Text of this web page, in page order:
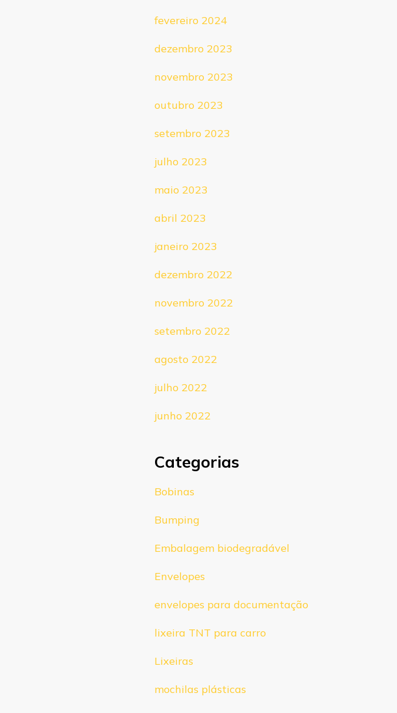
fevereiro 2024
dezembro 2023
novembro 2023
outubro 2023
setembro 2023
julho 2023
maio 2023
abril 2023
janeiro 2023
dezembro 2022
novembro 2022
setembro 2022
agosto 2022
julho 2022
junho 2022
Categorias
Bobinas
Bumping
Embalagem biodegradável
Envelopes
envelopes para documentação
lixeira TNT para carro
Lixeiras
mochilas plásticas